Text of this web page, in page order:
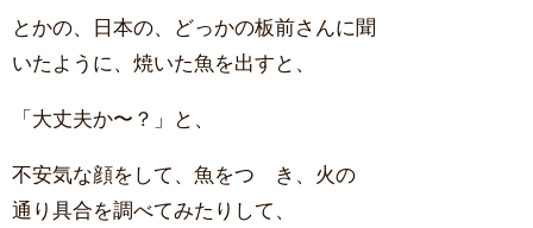
とかの、日本の、どっかの板前さんに聞
いたように、焼いた魚を出すと、
「大丈夫か〜？」と、
不安気な顔をして、魚をつゝき、火の
通り具合を調べてみたりして、